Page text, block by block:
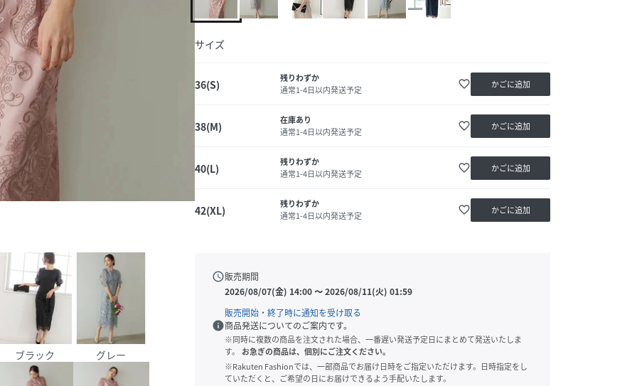
ブラック グレー
サイズ
36(S)
残りわずか
通常1-4日以内発送予定
favorite_border かごに追加
38(M)
在庫あり
通常1-4日以内発送予定
favorite_border かごに追加
40(L)
残りわずか
通常1-4日以内発送予定
favorite_border かごに追加
42(XL)
残りわずか
通常1-4日以内発送予定
favorite_border かごに追加
schedule販売期間
2026/08/07(金) 14:00〜2026/08/11(火) 01:59
販売開始・終了時に通知を受け取る
info商品発送についてのご案内です。
※同時に複数の商品を注文された場合、一番遅い発送予定日にまとめて発送いたしま
す。
お急ぎの商品は、個別にご注文ください。
※Rakuten Fashionでは、一部商品でお届け日時をご指定いただけます。日時指定をし
ていただくと、ご希望の日にお届けできるよう手配いたします。